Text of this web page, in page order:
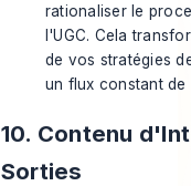
rationaliser le
l'UGC. Cela
de vos stratégies
un flux constant de
10. Contenu
Sorties